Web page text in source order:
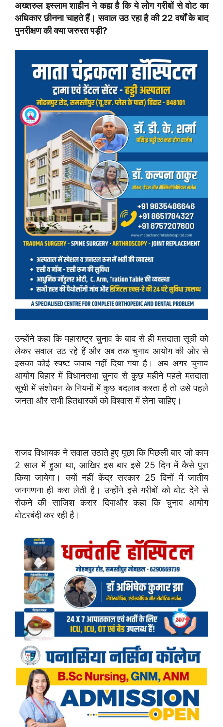
अख्तरुल इस्लाम शाहीन ने कहा है कि ये लोग गरीबों से वोट का
अधिकार छीनना चाहते हैं। सवाल उठ रहा है की 22 वर्षों के बाद
पुनरीक्षण की क्या जरुरत पड़ी?
उन्होंने कहा कि महाराष्ट्र चुनाव के बाद से ही मतदाता सूची को
लेकर सवाल उठ रहे हैं और अब तक चुनाव आयोग की ओर से
इसका कोई स्पष्ट जवाब नहीं दिया गया है। अब अगर चुनाव
आयोग बिहार में विधानसभा चुनाव से कुछ महीने पहले मतदाता
सूची में संशोधन के नियमों में कुछ बदलाव करता है तो उसे पहले
जनता और सभी हितधारकों को विश्वास में लेना चाहिए।
राजद विधायक ने सवाल उठाते हुए पूछा कि पिछली बार जो काम
2 साल में हुआ था, आखिर इस बार इसे 25 दिन में कैसे पूरा
किया जायेगा। क्यों नहीं केंद्र सरकार 25 दिनों में जातीय
जनगणना ही करा लेती है। उन्होंने इसे गरीबों को वोट देने से
रोकने की साजिश करार दियाऔर कहा कि चुनाव आयोग
वोटरबंदी कर रही है।